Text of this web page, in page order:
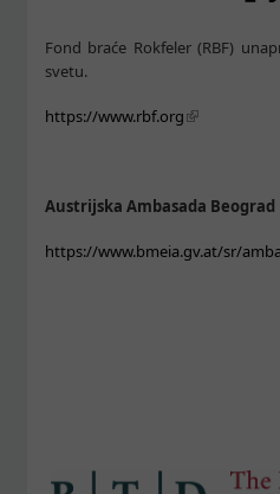
Fond braće Rokfeler (RBF)
svetu.
https://www.rbf.org
Austrijska Ambasada Beograd
https://www.bmeia.gv.at/sr/